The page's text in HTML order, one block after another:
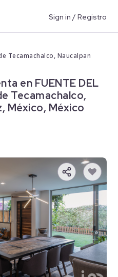
Sign in / Registro
Tecamachalco, Naucalpan
en FUENTE DEL
Tecamachalco,
México, México